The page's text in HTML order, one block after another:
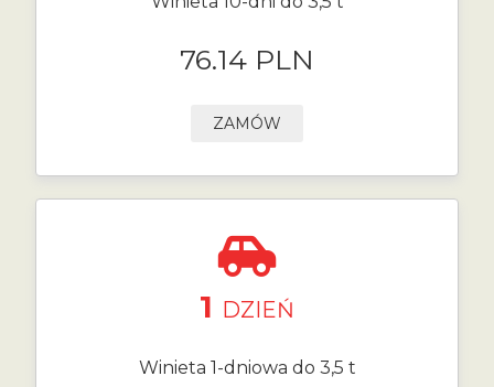
76.14 PLN
ZAMÓW
1 DZIEŃ
Winieta 1-dniowa do 3,5 t